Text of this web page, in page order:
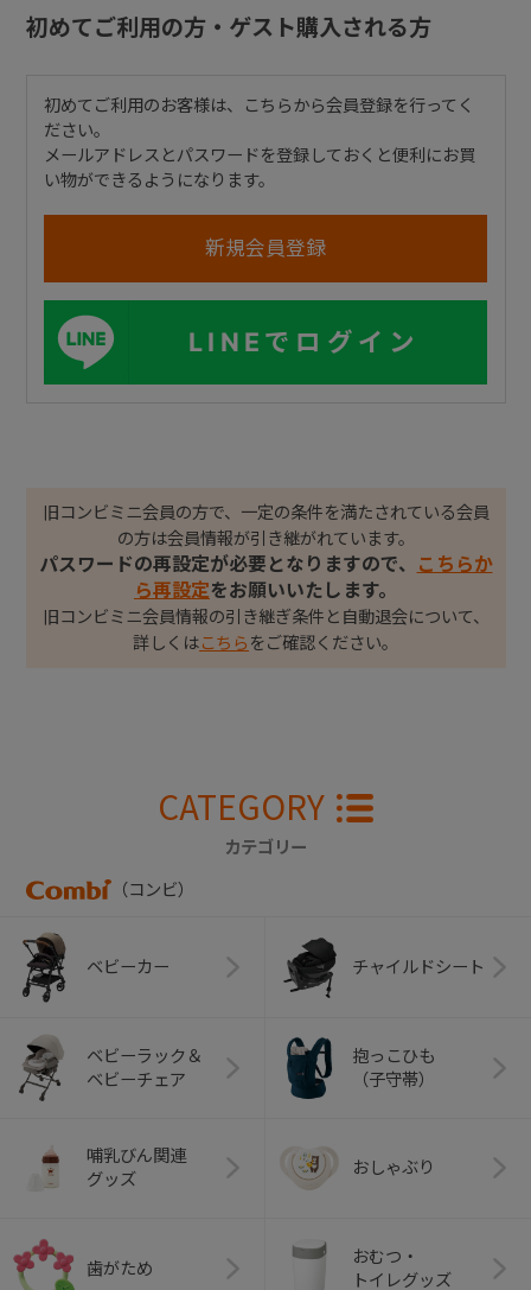
初めてご利用の方・ゲスト購入される方
初めてご利用のお客様は、こちらから会員登録を行ってく
ださい。
メールアドレスとパスワードを登録しておくと便利にお買
い物ができるようになります。
LINEでログイン
旧コンビミニ会員の方で、一定の条件を満たされている会員
の方は会員情報が引き継がれています。
パスワードの再設定が必要となりますので、
こちらか
ら再設定をお願いいたします。
旧コンビミニ会員情報の引き継ぎ条件と自動退会について、
詳しくはこちら をご確認ください。
CATEGORY
カテゴリー
（コンビ）
ベビーカー チャイルドシート
ベビーラック＆
ベビーチェア
抱っこひも
（子守帯）
哺乳びん関連
グッズ
おしゃぶり
歯がため
おむつ・
トイレグッズ